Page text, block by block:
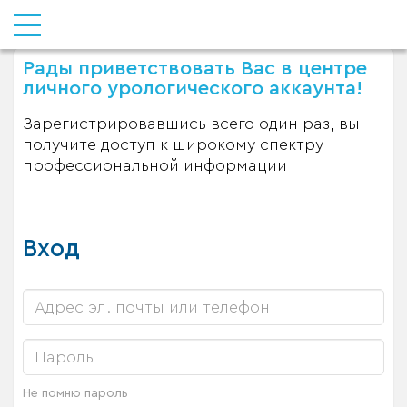
Рады приветствовать Вас в центре
личного урологического аккаунта!
Зарегистрировавшись всего один раз, вы
получите доступ к широкому спектру
профессиональной информации
Вход
Не помню пароль